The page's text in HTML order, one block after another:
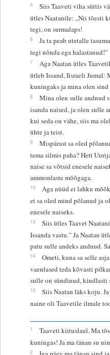
5
Siis Taaveti viha süttis
ütles Naatanile: „Nii tõesti
tegi, on surmalaps!
6
Ja ta peab utetalle
tegi nõnda ega halastanud!”
7
Aga Naatan ütles
ütleb Issand, Iisraeli
kuningaks ja mina olen sind
8
Mina olen sulle andnud
isanda naised, ja olen sulle
kui seda on vähe, siis ma
ühte ja teist.
9
Mispärast sa oled
tema silmis paha? Hett
naise sa võtsid enesele
ammonlaste mõõgaga.
10
Aga nüüd ei lahku
et sa oled mind põlanud ja
enesele naiseks.
13
Siis ütles Taavet
Issanda vastu.” Ja Naatan
patu sulle andeks andnud.
14
Ometi, kuna sa selle
vaenlased teda kõvasti
sulle on sündinud, kindlasti
15
Siis Naatan läks koju.
naine oli Taavetile ilmale
1
Taaveti kiituslaul. Ma
kuningas! Ja ma tänan su
2